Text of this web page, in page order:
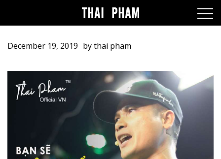
December 19, 2019 bythai pham